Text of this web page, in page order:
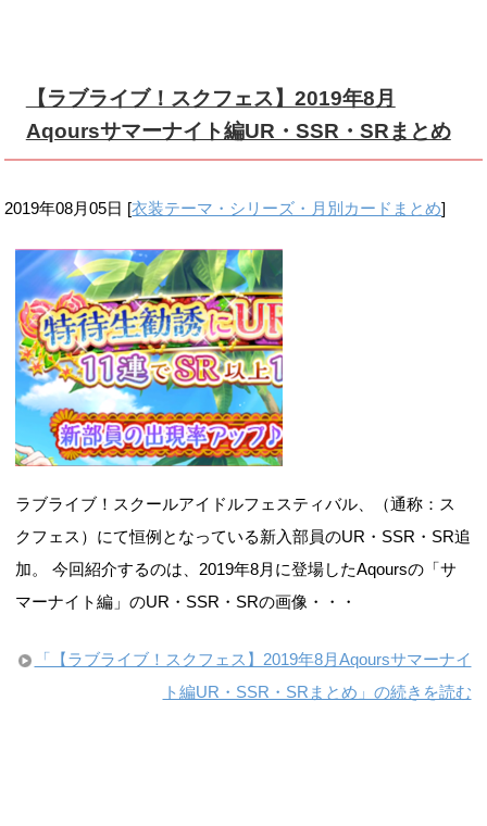
【ラブライブ！スクフェス】2019年8月
Aqoursサマーナイト編UR・SSR・SRまとめ
2019年08月05日 [衣装テーマ・シリーズ・月別カードまとめ]
ラブライブ！スクールアイドルフェスティバル、（通称：ス
クフェス）にて恒例となっている新入部員のUR・SSR・SR追
加。 今回紹介するのは、2019年8月に登場したAqoursの「サ
マーナイト編」のUR・SSR・SRの画像・・・
「【ラブライブ！スクフェス】2019年8月Aqoursサマーナイ
ト編UR・SSR・SRまとめ」の続きを読む